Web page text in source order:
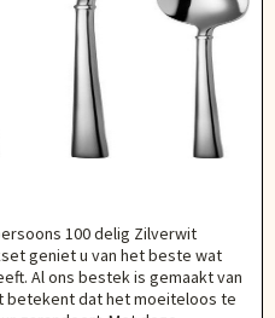
100 delig Zilverwit
geniet u van het beste wat
Al ons bestek is gemaakt van
betekent dat het moeiteloos te